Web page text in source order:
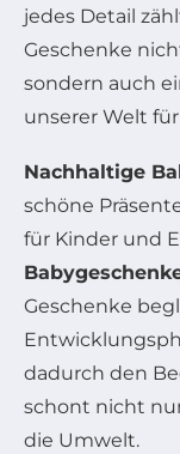
jedes Detail
Geschenke
sondern auch
unserer Welt
Nachhaltige
schöne
für Kinder und
Geschenke
dadurch den
schont nicht
die Umwelt.